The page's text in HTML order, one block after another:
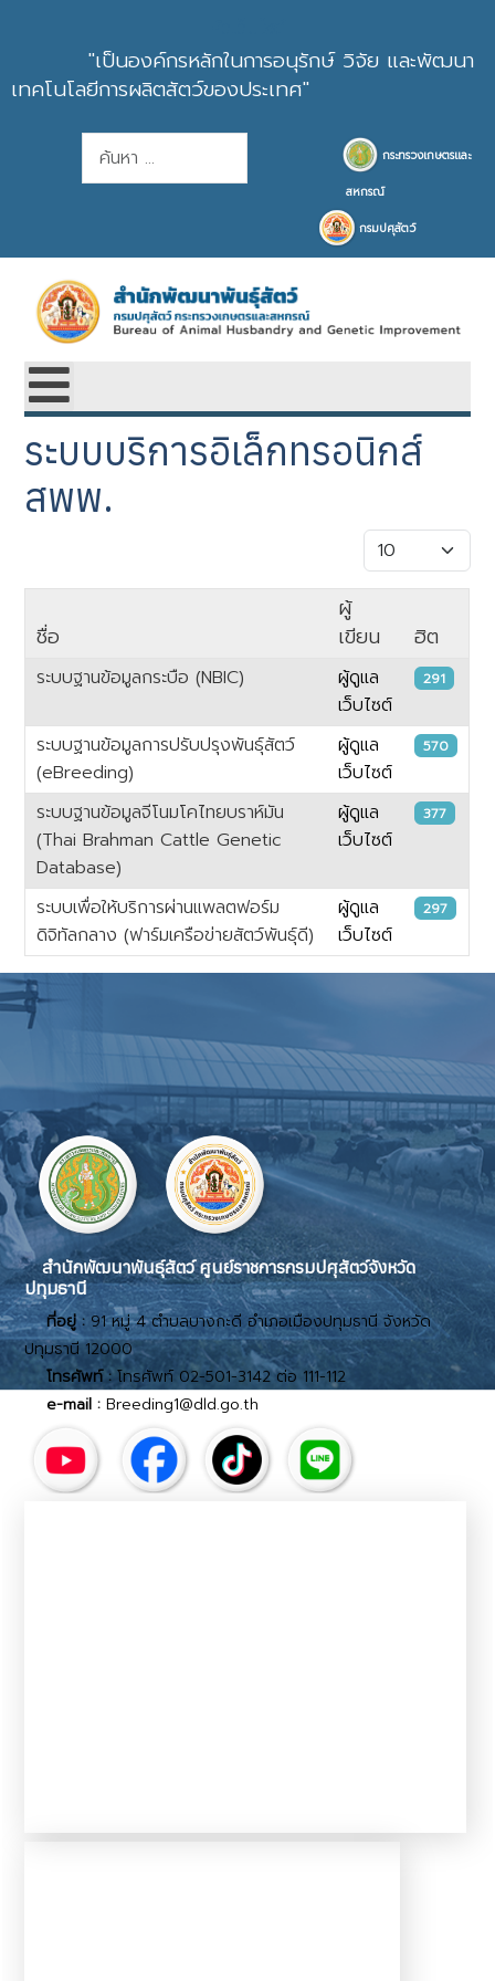
"เป็นองค์กรหลักในการอนุรักษ์ วิจัย และพัฒนา
เทคโนโลยีการผลิตสัตว์ของประเทศ"
การค้นหา กระทรวงเกษตรและ
สหกรณ์
กรมปศุสัตว์
ระบบบริการอิเล็กทรอนิกส์
สพพ.
แสดง #
เนื้อหา
ชื่อ
ผู้
เขียน
ฮิต
ระบบฐานข้อมูลกระบือ (NBIC)
ผู้ดูแล
เว็บไซต์
291
ระบบฐานข้อมูลการปรับปรุงพันธุ์สัตว์
(eBreeding)
ผู้ดูแล
เว็บไซต์
570
ระบบฐานข้อมูลจีโนมโคไทยบราห์มัน
(Thai Brahman Cattle Genetic
Database)
ผู้ดูแล
เว็บไซต์
377
ระบบเพื่อให้บริการผ่านแพลตฟอร์ม
ดิจิทัลกลาง (ฟาร์มเครือข่ายสัตว์พันธุ์ดี)
ผู้ดูแล
เว็บไซต์
297
สำนักพัฒนาพันธุ์สัตว์ ศูนย์ราชการกรมปศุสัตว์จังหวัด
ปทุมธานี
ที่อยู่ : 91 หมู่ 4 ตำบลบางกะดี อำเภอเมืองปทุมธานี จังหวัด
ปทุมธานี 12000
โทรศัพท์ :โทรศัพท์ 02-501-3142 ต่อ 111-112
e-mail :Breeding1@dld.go.th